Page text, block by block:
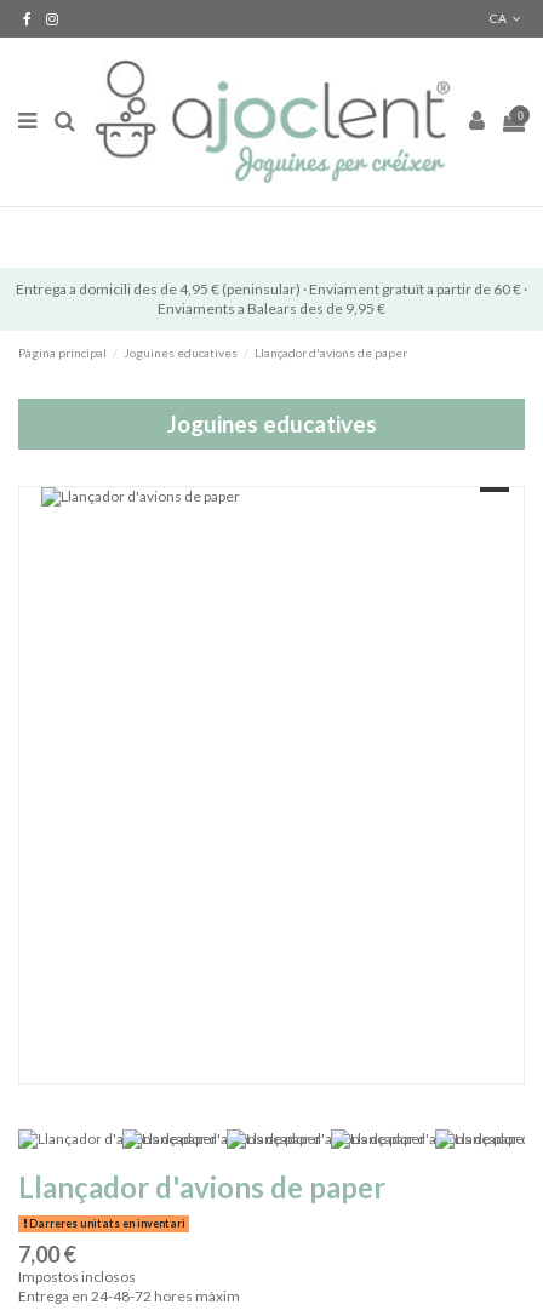
CA
0
Entrega a domicili des de 4,95 € (peninsular) · Enviament gratuït a partir de 60 € ·
Enviaments a Balears des de 9,95 €
Pàgina principal Joguines educatives Llançador d'avions de paper
Joguines educatives
Llançador d'avions de paper
Darreres unitats en inventari
7,00 €
Impostos inclosos
Entrega en 24-48-72 hores màxim